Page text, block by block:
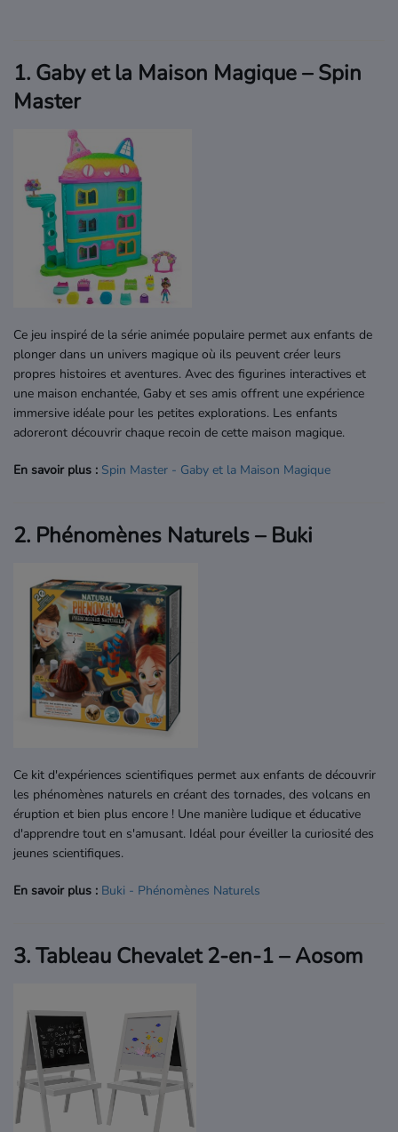
1. Gaby et la Maison Magique – Spin
Master
Ce jeu inspiré de la série animée populaire permet aux enfants de
plonger dans un univers magique où ils peuvent créer leurs
propres histoires et aventures. Avec des figurines interactives et
une maison enchantée, Gaby et ses amis offrent une expérience
immersive idéale pour les petites explorations. Les enfants
adoreront découvrir chaque recoin de cette maison magique.
En savoir plus : Spin Master - Gaby et la Maison Magique
2. Phénomènes Naturels – Buki
Ce kit d'expériences scientifiques permet aux enfants de découvrir
les phénomènes naturels en créant des tornades, des volcans en
éruption et bien plus encore ! Une manière ludique et éducative
d'apprendre tout en s'amusant. Idéal pour éveiller la curiosité des
jeunes scientifiques.
En savoir plus : Buki - Phénomènes Naturels
3. Tableau Chevalet 2-en-1 – Aosom